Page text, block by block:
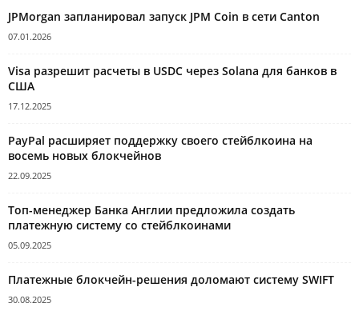
JPMorgan запланировал запуск JPM Coin в сети Canton
07.01.2026
Visa разрешит расчеты в USDC через Solana для банков в
США
17.12.2025
PayPal расширяет поддержку своего стейблкоина на
восемь новых блокчейнов
22.09.2025
Топ-менеджер Банка Англии предложила создать
платежную систему со стейблкоинами
05.09.2025
Платежные блокчейн-решения доломают систему SWIFT
30.08.2025